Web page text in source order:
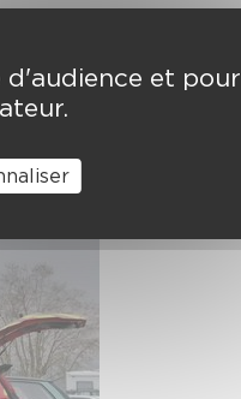
d'audience et pour